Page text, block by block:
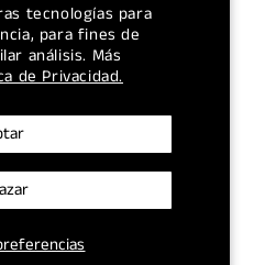
tecnologías para
para fines de
análisis. Más
de Privacidad.
Agotado
Precio
$5.13 USD